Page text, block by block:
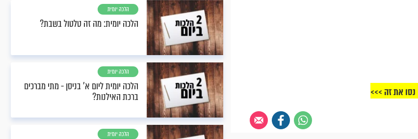
נסו את זה >>>
הלכה יומית
הלכה יומית: מה זה טלטול בשבת?
הלכה יומית
הלכה יומית ליום א’ בניסן - מתי מברכים
ברכת האילנות?
הלכה יומית